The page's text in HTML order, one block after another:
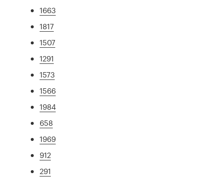
1663
1817
1507
1291
1573
1566
1984
658
1969
912
291